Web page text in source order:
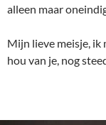
alleen maar
Mijn lieve meisje, ik
hou van je, nog